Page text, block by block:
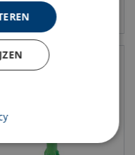
Bekijk product